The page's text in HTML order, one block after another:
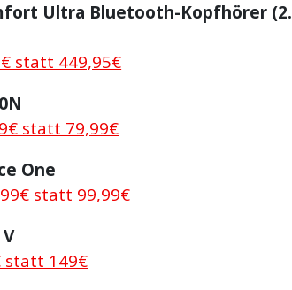
Ultra Bluetooth-Kopfhörer (2.
statt 449,95€
statt 79,99€
One
statt 99,99€
statt 149€